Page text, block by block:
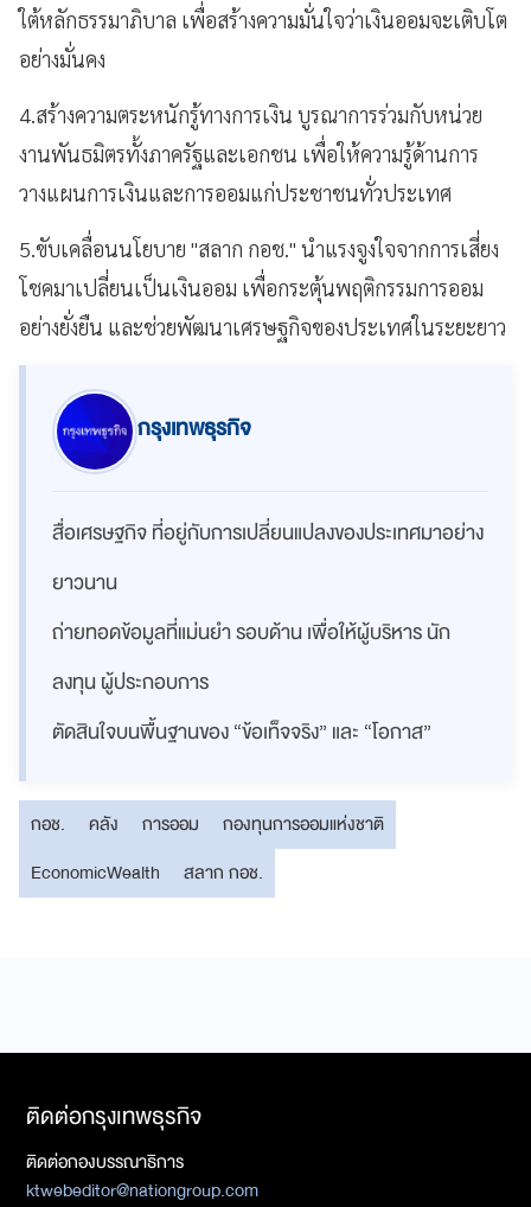
ใต้หลักธรรมาภิบาล เพื่อสร้างความมั่นใจว่าเงินออมจะเติบโต
อย่างมั่นคง
4.สร้างความตระหนักรู้ทางการเงิน บูรณาการร่วมกับหน่วย
งานพันธมิตรทั้งภาครัฐและเอกชน เพื่อให้ความรู้ด้านการ
วางแผนการเงินและการออมแก่ประชาชนทั่วประเทศ
5.ขับเคลื่อนนโยบาย "สลาก กอช." นำแรงจูงใจจากการเสี่ยง
โชคมาเปลี่ยนเป็นเงินออม เพื่อกระตุ้นพฤติกรรมการออม
อย่างยั่งยืน และช่วยพัฒนาเศรษฐกิจของประเทศในระยะยาว
กรุงเทพธุรกิจ
สื่อเศรษฐกิจ ที่อยู่กับการเปลี่ยนแปลงของประเทศมาอย่าง
ยาวนาน
ถ่ายทอดข้อมูลที่แม่นยำ รอบด้าน เพื่อให้ผู้บริหาร นัก
ลงทุน ผู้ประกอบการ
ตัดสินใจบนพื้นฐานของ “ข้อเท็จจริง” และ “โอกาส”
กอช. คลัง การออม
กองทุนการออมแห่งชาติ
EconomicWealth
สลาก กอช.
ติดต่อกรุงเทพธุรกิจ
ติดต่อกองบรรณาธิการ
ktwebeditor@nationgroup.com